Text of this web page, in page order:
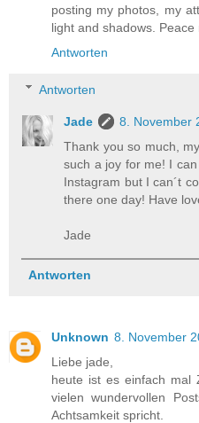
posting my photos, my
light and shadows. Peace
Antworten
Antworten
Jade
8. November
Thank you so much,
such a joy for me! I
Instagram but I can´t
there one day! Have
Jade
Antworten
Unknown 8. November
Liebe jade,
heute ist es einfach mal
vielen wundervollen
Achtsamkeit spricht.